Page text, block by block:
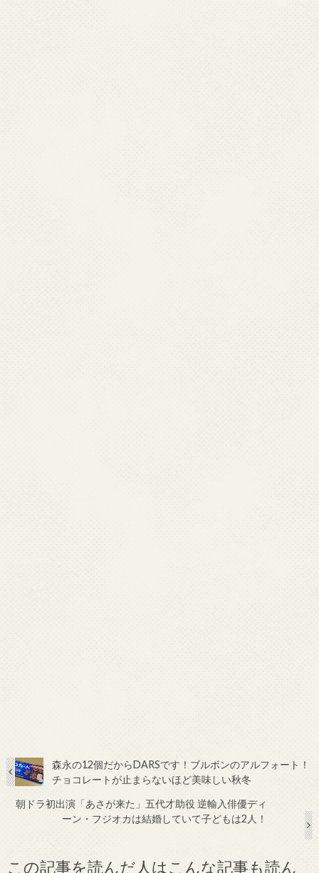
森永の12個だからDARSです！ブルボンのアルフォート！
チョコレートが止まらないほど美味しい秋冬
朝ドラ初出演「あさが来た」五代才助役 逆輸入俳優ディ
ーン・フジオカは結婚していて子どもは2人！
この記事を読んだ人はこんな記事も読ん